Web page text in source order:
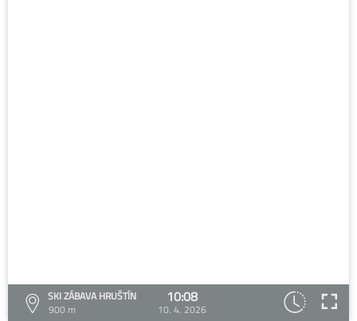
SKI ZÁBAVA HRUŠTÍN
900 m
10:08
10. 4. 2026